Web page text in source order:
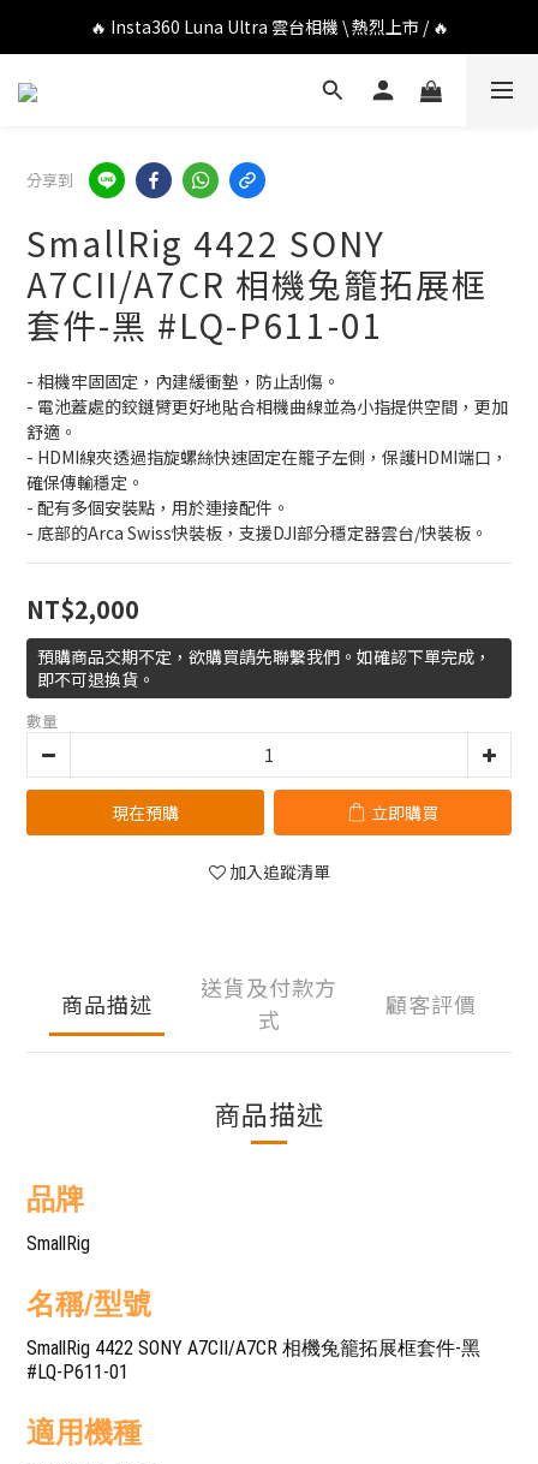
🔥 DJI OSMO POCKET 4P 口袋相機 \ 熱烈上市 / 🔥
🔥 Insta360 Luna Ultra 雲台相機 \ 熱烈上市 / 🔥
🔥 Insta360 GO Ultra Hello Kitty 聯名限定套裝 \ 時尚上市 / 🔥
分享到
SmallRig 4422 SONY
A7CII/A7CR 相機兔籠拓展框
套件-黑 #LQ-P611-01
- 相機牢固固定，內建緩衝墊，防止刮傷。
- 電池蓋處的鉸鏈臂更好地貼合相機曲線並為小指提供空間，更加
舒適。
- HDMI線夾透過指旋螺絲快速固定在籠子左側，保護HDMI端口，
確保傳輸穩定。
- 配有多個安裝點，用於連接配件。
- 底部的Arca Swiss快裝板，支援DJI部分穩定器雲台/快裝板。
NT$2,000
預購商品交期不定，欲購買請先聯繫我們。如確認下單完成，
即不可退換貨。
數量
現在預購 立即購買
加入追蹤清單
商品描述
送貨及付款方
式
顧客評價
商品描述
品牌
SmallRig
名稱/型號
SmallRig 4422 SONY A7CII/A7CR 相機兔籠拓展框套件-黑
#LQ-P611-01
適用機種